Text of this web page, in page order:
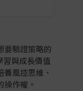
要驗證策略的
與成長價值
風控思維、
操作權。